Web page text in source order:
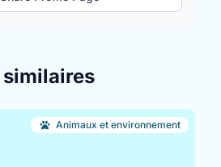
Animaux et environnement